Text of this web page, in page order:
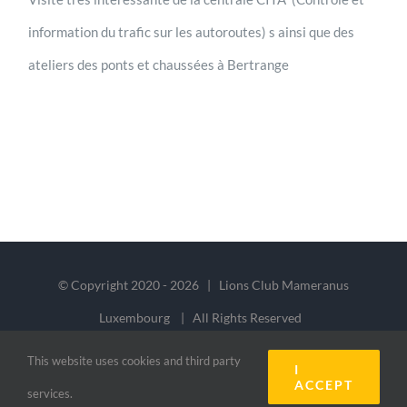
information du trafic sur les autoroutes) s ainsi que des
ateliers des ponts et chaussées à Bertrange
© Copyright 2020 - 2026 | Lions Club Mameranus
Luxembourg | All Rights Reserved
This website uses cookies and third party
services.
I
ACCEPT